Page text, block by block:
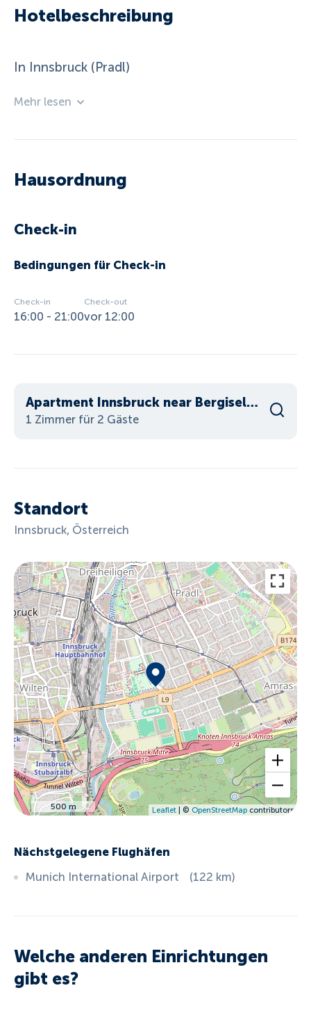
Hotelbeschreibung
In Innsbruck (Pradl)
Mehr lesen
Hausordnung
Check-in
Bedingungen für Check-in
Check-in
16:00 - 21:00
Check-out
vor 12:00
Apartment Innsbruck near Bergisel Ski Jump
1 Zimmer für 2 Gäste
Standort
Innsbruck, Österreich
500 m Leaflet| © OpenStreetMapcontributors
Nächstgelegene Flughäfen
Munich International Airport
(122 km)
Welche anderen Einrichtungen
gibt es?